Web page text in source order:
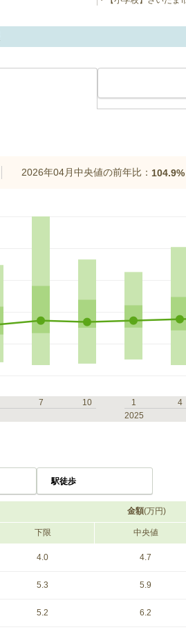
2026年04月中央値の前年比： 104.9%
7
10
1 4
2025
駅徒歩
金額(万円)
下限 中央値
4.0 4.7
5.3 5.9
5.2 6.2